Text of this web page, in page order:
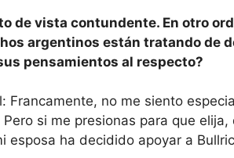
de vista contundente. En otro
argentinos están tratando de
pensamientos al respecto?
Francamente, no me siento
si me presionas para que
esposa ha decidido apoyar a